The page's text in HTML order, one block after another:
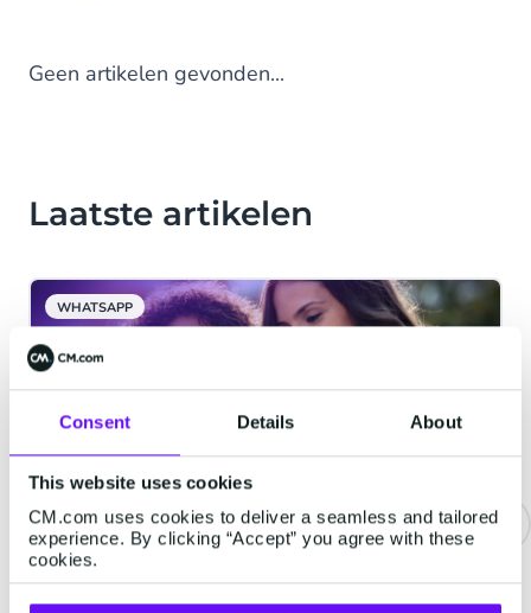
Consent Details About
This website uses cookies
CM.com uses cookies to deliver a seamless and tailored
experience. By clicking “Accept” you agree with these
cookies.
Geen artikelen gevonden...
Laatste artikelen
WHATSAPP
Meta benoemt CM.com tot
Premier Partner voor WhatsApp